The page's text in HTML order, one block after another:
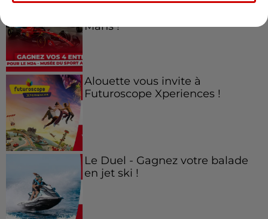
Mans !
Alouette vous invite à
Futuroscope Xperiences !
Le Duel - Gagnez votre balade
en jet ski !